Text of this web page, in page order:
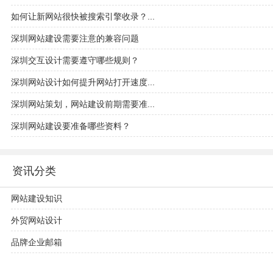
如何让新网站很快被搜索引擎收录？...
深圳网站建设需要注意的兼容问题
深圳交互设计需要遵守哪些规则？
深圳网站设计如何提升网站打开速度...
深圳网站策划，网站建设前期需要准...
深圳网站建设要准备哪些资料？
资讯分类
网站建设知识
外贸网站设计
品牌企业邮箱